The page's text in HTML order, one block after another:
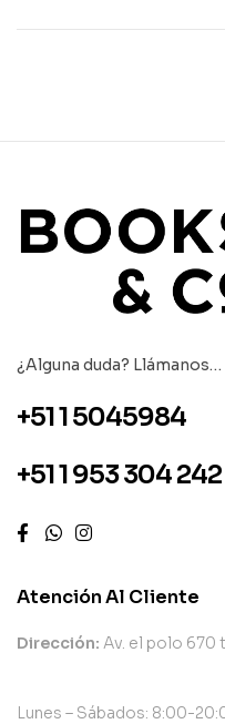
¿Alguna duda? Llámanos…
+51 1 5045984
+51 1 953 304 242
Atención Al Cliente
Dirección: Av. el polo 670
Lunes – Sábados: 8:00-